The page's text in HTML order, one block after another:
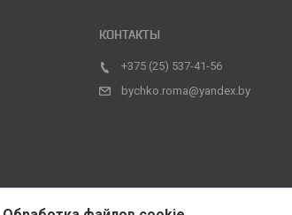
+375 (25) 537-41-56
bychko.roma@yandex.by